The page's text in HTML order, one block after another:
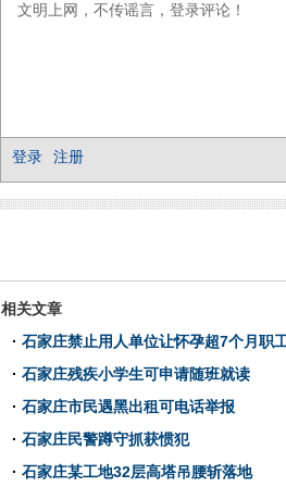
相关文章
· 石家庄禁止用人单位让怀孕超7个月职
· 石家庄残疾小学生可申请随班就读
· 石家庄市民遇黑出租可电话举报
· 石家庄民警蹲守抓获惯犯
· 石家庄某工地32层高塔吊腰斩落地